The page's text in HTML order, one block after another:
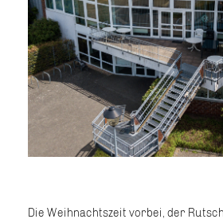
Die Weihnachtszeit vorbei, der